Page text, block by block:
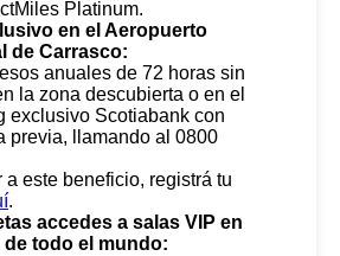
Platinum.
en el Aeropuerto
de Carrasco:
anuales de 72 horas sin
la zona descubierta o en el
exclusivo Scotiabank con
previa, llamando al 0800
a este beneficio, registrá tu
.
accedes a salas VIP en
todo el mundo: